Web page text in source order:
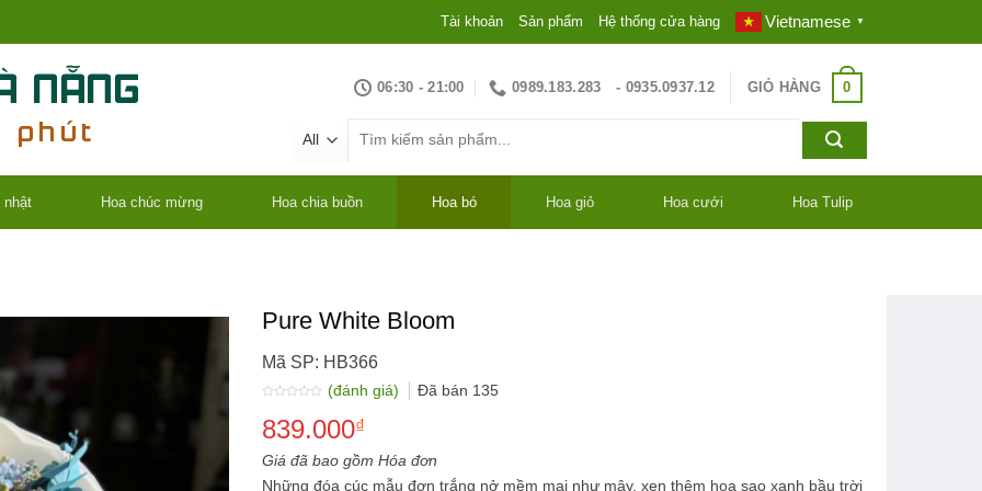
Tài khoản Sản phẩm Hệ thống cửa hàng Vietnamese ▼
06:30 - 21:00 0989.183.283 - 0935.0937.12 GIỎ HÀNG 0
kiếm:
nhật Hoa chúc mừng Hoa chia buồn Hoa bó Hoa giỏ Hoa cưới Hoa Tulip
Pure White Bloom
Mã SP: HB366
xếp
hạng
5
sao
(đánh giá) Đã bán 135
839.000₫
Giá đã bao gồm Hóa đơn
Những đóa cúc mẫu đơn trắng nở mềm mại như mây, xen thêm hoa sao xanh bầu trời